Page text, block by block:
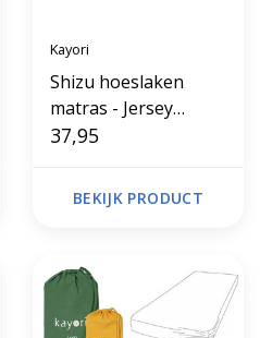
Kayori
Shizu hoeslaken
matras - Jersey
stretch
37,95
BEKIJK PRODUCT